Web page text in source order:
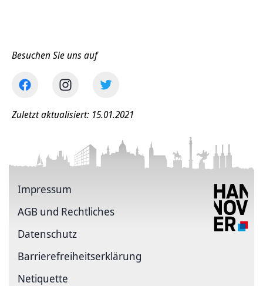
Besuchen Sie uns auf
Zuletzt aktualisiert: 15.01.2021
Impressum
AGB und Rechtliches
Datenschutz
Barriere­freiheits­erklärung
Netiquette